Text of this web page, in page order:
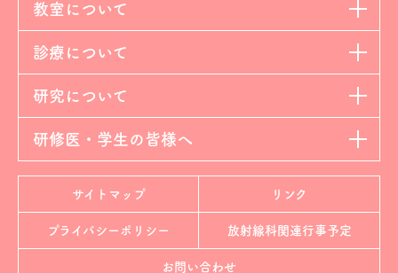
教室について
診療について
研究について
研修医・学生の皆様へ
サイトマップ リンク
プライバシーポリシー 放射線科関連行事予定
お問い合わせ